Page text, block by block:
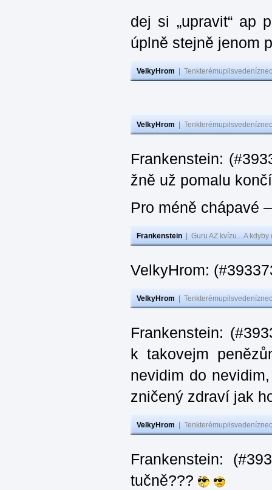
dej si „upravit“ ap
úplně stejně jenom
VelkyHrom
VelkyHrom
Frankenstein:
žně už pomalu
Pro méně chápavé
Frankenstein Guru AZ kvízu... A
VelkyHrom:
VelkyHrom
Frankenstein:
k takovejm
nevidim do
zničený zdraví jak
VelkyHrom
Frankenstein:
tučně???